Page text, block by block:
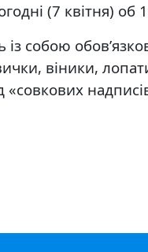
(7 квітня) об
собою
віники,
«совкових